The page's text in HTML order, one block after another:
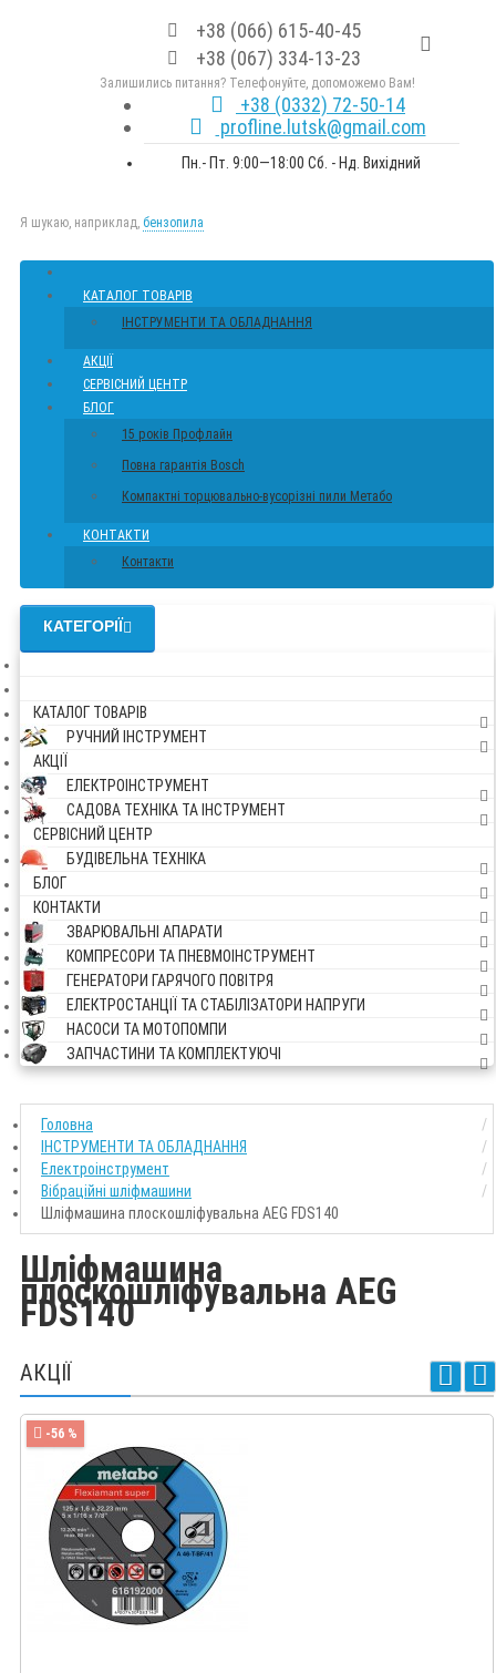
+38 (066) 615-40-45
+38 (067) 334-13-23
Залишились питання? Телефонуйте, допоможемо Вам!
+38 (0332) 72-50-14
profline.lutsk@gmail.com
Пн.- Пт. 9:00—18:00 Сб. - Нд. Вихідний
Я шукаю, наприклад, бензопила
КАТАЛОГ ТОВАРІВ
ІНСТРУМЕНТИ ТА ОБЛАДНАННЯ
АКЦІЇ
СЕРВІСНИЙ ЦЕНТР
БЛОГ
15 років Профлайн
Повна гарантія Bosch
Компактні торцювально-вусорізні пили Метабо
КОНТАКТИ
Контакти
КАТЕГОРІЇ
КАТАЛОГ ТОВАРІВ
РУЧНИЙ ІНСТРУМЕНТ
АКЦІЇ
ЕЛЕКТРОІНСТРУМЕНТ
САДОВА ТЕХНІКА ТА ІНСТРУМЕНТ
СЕРВІСНИЙ ЦЕНТР
БУДІВЕЛЬНА ТЕХНІКА
БЛОГ
КОНТАКТИ
ЗВАРЮВАЛЬНІ АПАРАТИ
КОМПРЕСОРИ ТА ПНЕВМОІНСТРУМЕНТ
ГЕНЕРАТОРИ ГАРЯЧОГО ПОВІТРЯ
ЕЛЕКТРОСТАНЦІЇ ТА СТАБІЛІЗАТОРИ НАПРУГИ
НАСОСИ ТА МОТОПОМПИ
ЗАПЧАСТИНИ ТА КОМПЛЕКТУЮЧІ
Головна
ІНСТРУМЕНТИ ТА ОБЛАДНАННЯ
Електроінструмент
Вібраційні шліфмашини
Шліфмашина плоскошліфувальна AEG FDS140
Шліфмашина
плоскошліфувальна AEG
FDS140
АКЦІЇ
-56 %